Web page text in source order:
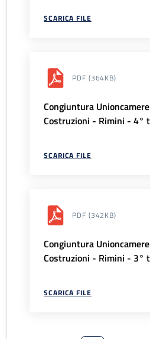
SCARICA FILE
PDF (364KB)
Congiuntura
Costruzioni - Rimini - 4°
SCARICA FILE
PDF (342KB)
Congiuntura
Costruzioni - Rimini - 3°
SCARICA FILE